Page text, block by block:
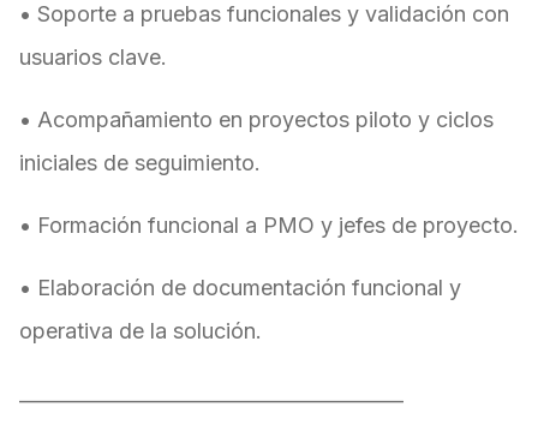
• Soporte a pruebas funcionales y validación con
usuarios clave.
• Acompañamiento en proyectos piloto y ciclos
iniciales de seguimiento.
• Formación funcional a PMO y jefes de proyecto.
• Elaboración de documentación funcional y
operativa de la solución.